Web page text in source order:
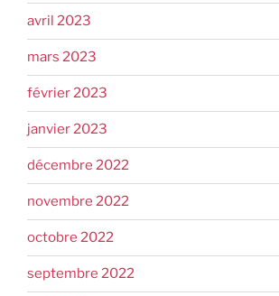
avril 2023
mars 2023
février 2023
janvier 2023
décembre 2022
novembre 2022
octobre 2022
septembre 2022